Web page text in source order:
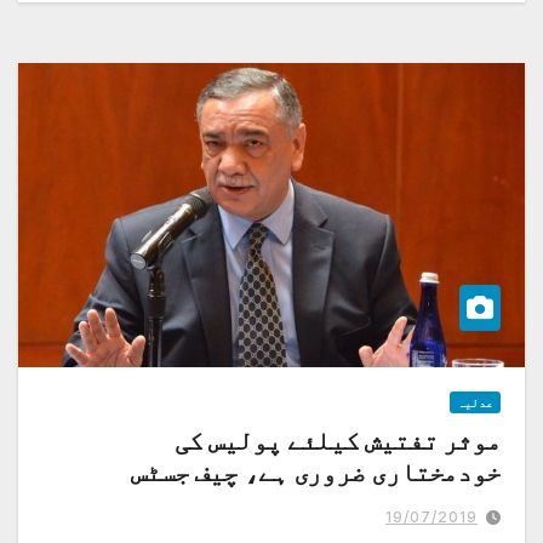
عدلیہ
موثر تفتیش کیلئے پولیس کی
خودمختاری ضروری ہے، چیف جسٹس
19/07/2019